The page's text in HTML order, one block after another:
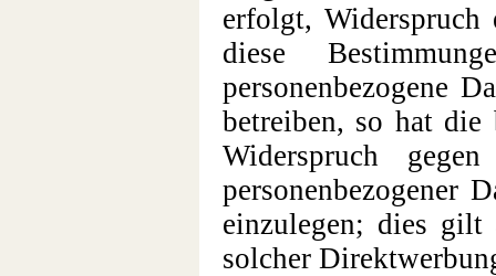
erfolgt,
diese
personenbezogene
betreiben, so hat die
Widerspruch
personenbezogener
einzulegen; dies
solcher